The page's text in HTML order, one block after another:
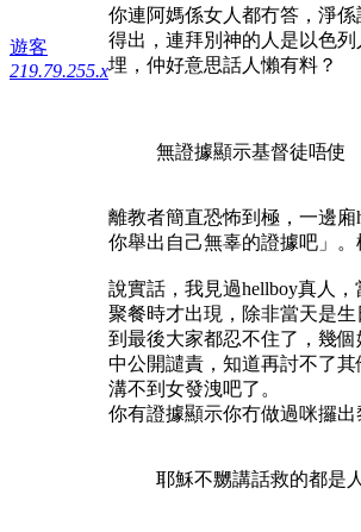
遊客
219.79.255.x
你連阿媽係女人都冇答，淨
得出，連拜別神的人是以色
埋，仲好意思話人懶有料？
無證據顯示基督徒唔使
離教者簡直恐怖到極，一邊
你舉出自己無辜的證據吧」
說實話，我見過hellboy真人
聚餐時才出現，除非當天是
到最後大家都忍不住了，幾
中公開譴責，知道再討不了
溝不到女發洩吧了。
你有證據顯示你冇做過咪攞出
耶穌不嬲講話救的都是